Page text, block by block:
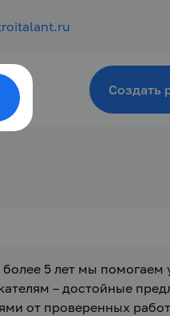
Создать
5 лет мы
– достойные
от проверенных